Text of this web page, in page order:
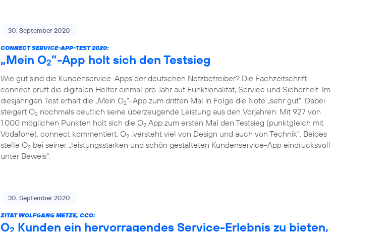
30. September 2020
CONNECT SERVICE-APP-TEST 2020:
„Mein O2”-App holt sich den Testsieg
Wie gut sind die Kundenservice-Apps der deutschen Netzbetreiber? Die Fachzeitschrift
connect prüft die digitalen Helfer einmal pro Jahr auf Funktionalität, Service und Sicherheit. Im
diesjährigen Test erhält die „Mein O2“-App zum dritten Mal in Folge die Note „sehr gut“. Dabei
steigert O2 nochmals deutlich seine überzeugende Leistung aus den Vorjahren: Mit 927 von
1.000 möglichen Punkten holt sich die O2 App zum ersten Mal den Testsieg (punktgleich mit
Vodafone). connect kommentiert: O2 „versteht viel von Design und auch von Technik“. Beides
stelle O2 bei seiner „leistungsstarken und schön gestalteten Kundenservice-App eindrucksvoll
unter Beweis“.
30. September 2020
ZITAT WOLFGANG METZE, CCO:
O2 Kunden ein hervorragendes Service-Erlebnis zu bieten,